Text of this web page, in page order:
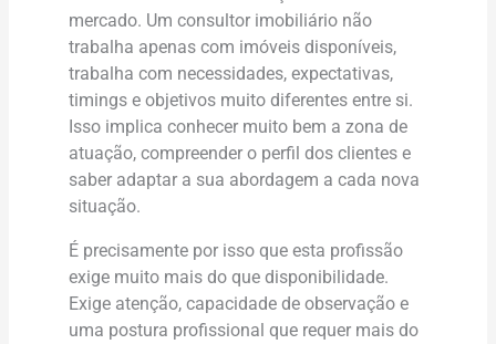
mercado. Um consultor imobiliário não
trabalha apenas com imóveis disponíveis,
trabalha com necessidades, expectativas,
timings e objetivos muito diferentes entre si.
Isso implica conhecer muito bem a zona de
atuação, compreender o perfil dos clientes e
saber adaptar a sua abordagem a cada nova
situação.
É precisamente por isso que esta profissão
exige muito mais do que disponibilidade.
Exige atenção, capacidade de observação e
uma postura profissional que requer mais do